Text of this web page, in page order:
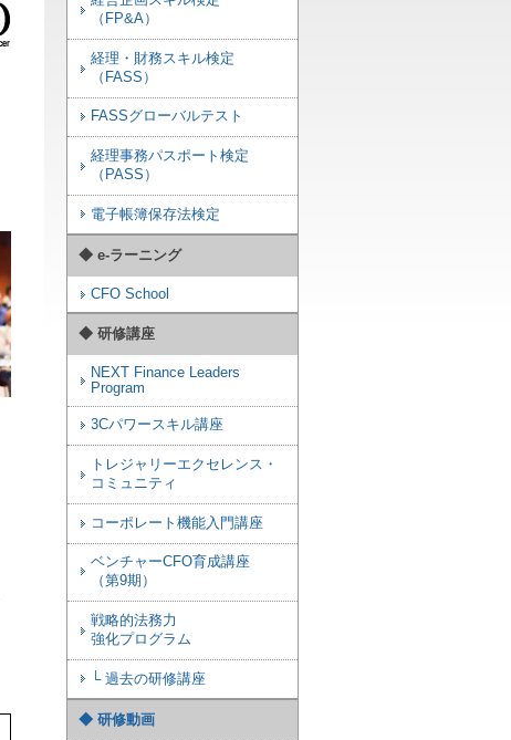
（FP&A）
経理・財務スキル検定
（FASS）
FASSグローバルテスト
経理事務パスポート検定
（PASS）
電子帳簿保存法検定
◆ e-ラーニング
CFO School
◆ 研修講座
NEXT Finance Leaders
Program
3Cパワースキル講座
トレジャリーエクセレンス・
コミュニティ
コーポレート機能入門講座
ベンチャーCFO育成講座
（第9期）
戦略的法務力
強化プログラム
└ 過去の研修講座
◆ 研修動画